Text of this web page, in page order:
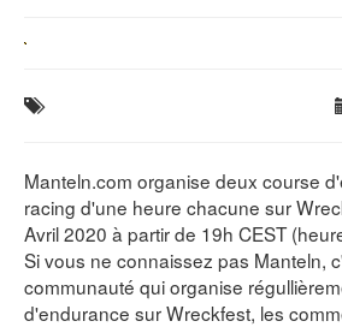
Manteln.com organise deux course
racing d'une heure chacune sur
Avril 2020 à partir de 19h CEST
Si vous ne connaissez pas Manteln,
communauté qui organise
d'endurance sur Wreckfest, les